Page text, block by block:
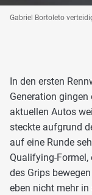
Gabriel Bortoleto
In den ersten
Generation
aktuellen Autos
steckte aufgrund
auf eine Runde
Qualifying-
des Grips
eben nicht mehr in